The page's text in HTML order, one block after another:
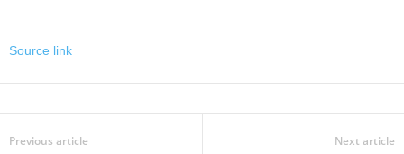
Source link
Previous article Next article